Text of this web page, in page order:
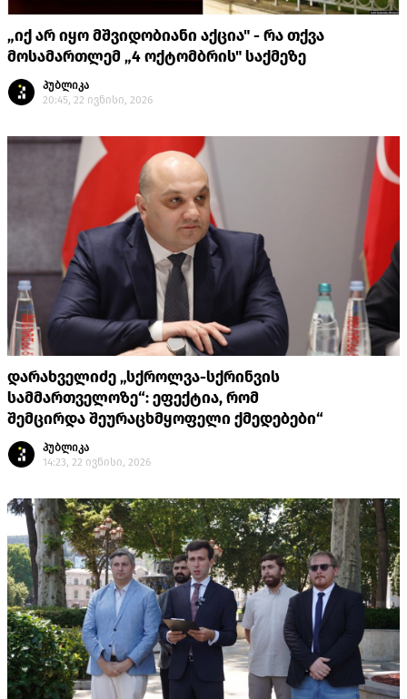
„იქ არ იყო მშვიდობიანი აქცია" - რა თქვა
მოსამართლემ „4 ოქტომბრის" საქმეზე
პუბლიკა
20:45, 22 ივნისი, 2026
დარახველიძე „სქროლვა-სქრინვის
სამმართველოზე“: ეფექტია, რომ
შემცირდა შეურაცხმყოფელი ქმედებები“
პუბლიკა
14:23, 22 ივნისი, 2026